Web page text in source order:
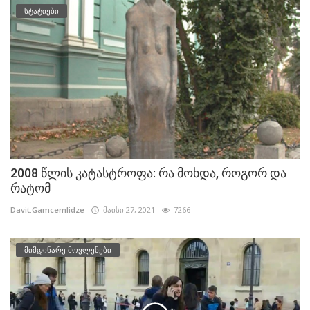
სტატიები
2008 წლის კატასტროფა: რა მოხდა, როგორ და
რატომ
Davit.Gamcemlidze მაისი 27, 2021 7266
მიმდინარე მოვლენები